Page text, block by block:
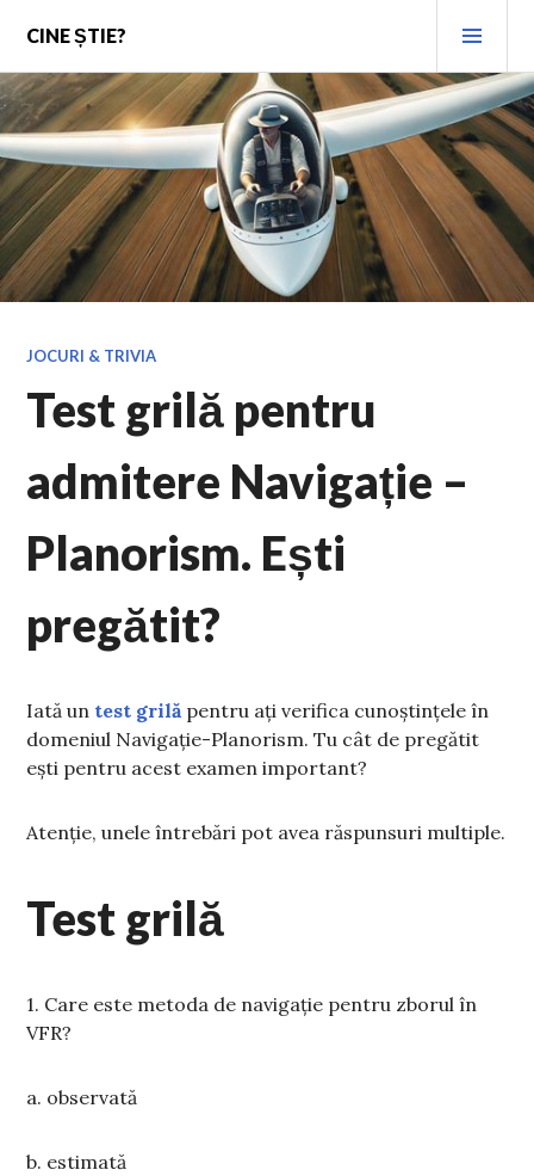
content
CINE ȘTIE?
JOCURI & TRIVIA
Test grilă pentru
admitere Navigație –
Planorism. Ești
pregătit?
Iată un test grilăpentru ați verifica cunoștințele în
domeniul Navigație-Planorism. Tu cât de pregătit
ești pentru acest examen important?
Atenție, unele întrebări pot avea răspunsuri multiple.
Test grilă
1. Care este metoda de navigație pentru zborul în
VFR?
a. observată
b. estimată